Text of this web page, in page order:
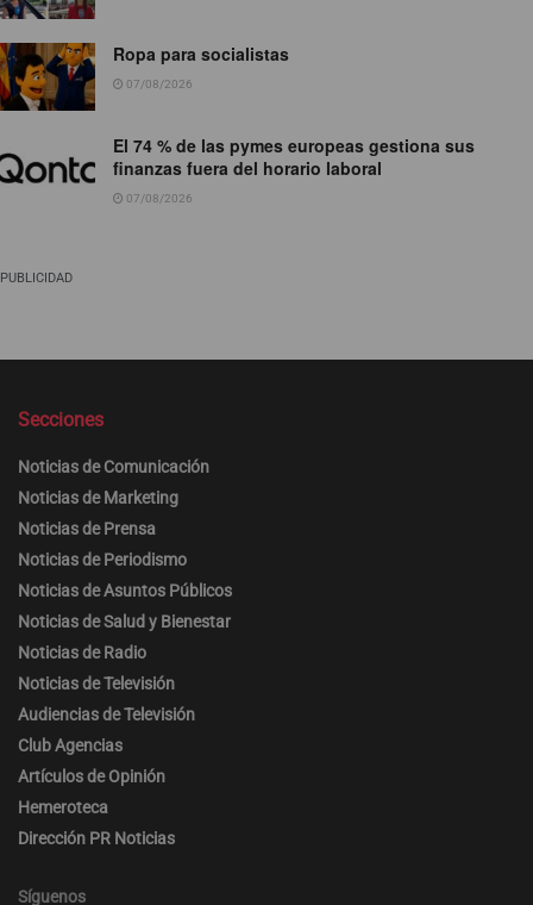
Ropa para socialistas
07/08/2026
El 74 % de las pymes europeas gestiona sus
finanzas fuera del horario laboral
07/08/2026
PUBLICIDAD
Secciones
Noticias de Comunicación
Noticias de Marketing
Noticias de Prensa
Noticias de Periodismo
Noticias de Asuntos Públicos
Noticias de Salud y Bienestar
Noticias de Radio
Noticias de Televisión
Audiencias de Televisión
Club Agencias
Artículos de Opinión
Hemeroteca
Dirección PR Noticias
Síguenos